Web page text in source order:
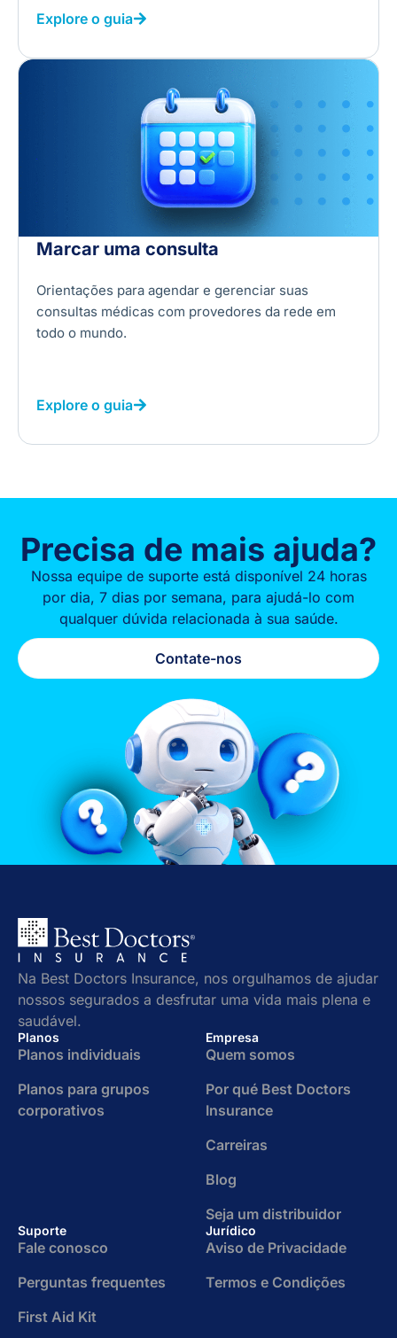
Explore o guia
Marcar uma consulta
Orientações para agendar e gerenciar suas
consultas médicas com provedores da rede em
todo o mundo.
Explore o guia
Precisa de mais ajuda?
Nossa equipe de suporte está disponível 24 horas
por dia, 7 dias por semana, para ajudá-lo com
qualquer dúvida relacionada à sua saúde.
Contate-nos
Na Best Doctors Insurance, nos orgulhamos de ajudar
nossos segurados a desfrutar uma vida mais plena e
saudável.
Planos
Planos individuais
Planos para grupos
corporativos
Empresa
Quem somos
Por qué Best Doctors
Insurance
Carreiras
Blog
Seja um distribuidor
Suporte
Fale conosco
Perguntas frequentes
First Aid Kit
Jurídico
Aviso de Privacidade
Termos e Condições